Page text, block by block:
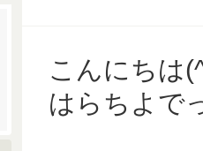
こんにちは
はらちよで